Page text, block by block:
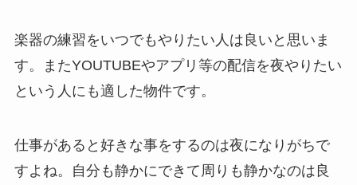
楽器の練習をいつでもやりたい人は良いと思いま
す。
またYOUTUBEやアプリ等の配信を夜やりたい
という人にも適した物件です。
仕事があると好きな事をするのは夜になりがちで
すよね。
自分も静かにできて周りも静かなのは良